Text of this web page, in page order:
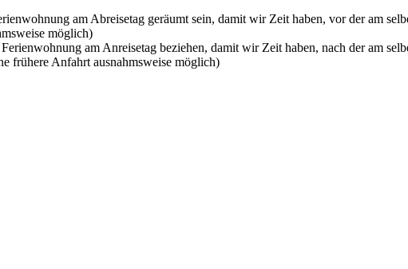
am Abreisetag geräumt sein, damit wir Zeit haben, vor der am
möglich)
am Anreisetag beziehen, damit wir Zeit haben, nach der am
frühere Anfahrt ausnahmsweise möglich)